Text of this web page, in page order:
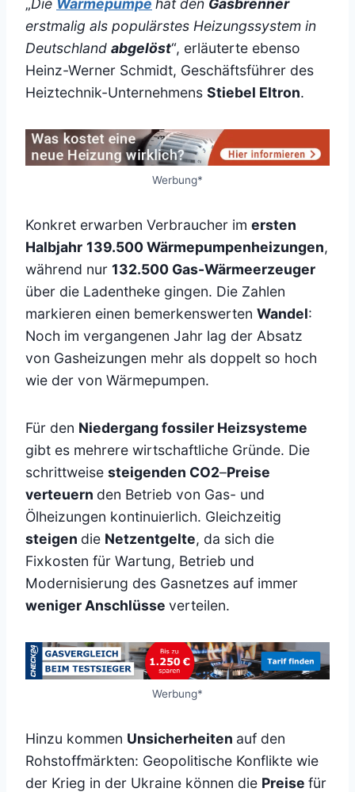
„Die Wärmepumpe hat den Gasbrenner
erstmalig als populärstes Heizungssystem in
Deutschland abgelöst“, erläuterte ebenso
Heinz-Werner Schmidt, Geschäftsführer des
Heiztechnik-Unternehmens Stiebel Eltron.
Werbung*
Konkret erwarben Verbraucher im ersten
Halbjahr 139.500 Wärmepumpenheizungen,
während nur 132.500 Gas-Wärmeerzeuger
über die Ladentheke gingen. Die Zahlen
markieren einen bemerkenswerten Wandel:
Noch im vergangenen Jahr lag der Absatz
von Gasheizungen mehr als doppelt so hoch
wie der von Wärmepumpen.
Für den Niedergang fossiler Heizsysteme
gibt es mehrere wirtschaftliche Gründe. Die
schrittweise steigenden CO2–Preise
verteuern den Betrieb von Gas- und
Ölheizungen kontinuierlich. Gleichzeitig
steigen die Netzentgelte, da sich die
Fixkosten für Wartung, Betrieb und
Modernisierung des Gasnetzes auf immer
weniger Anschlüsse verteilen.
Werbung*
Hinzu kommen Unsicherheiten auf den
Rohstoffmärkten: Geopolitische Konflikte wie
der Krieg in der Ukraine können die Preise für